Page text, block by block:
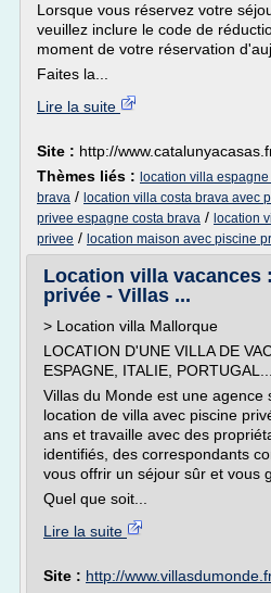
Lorsque vous réservez votre
veuillez inclure le code de
moment de votre réservation
Faites la...
Lire la suite
Site : http://
Thèmes liés : location villa
brava / location villa costa brava avec
privee espagne costa brava / location
privee / location maison avec piscine
Location villa vacances
privée - Villas ...
> Location villa Mallorque
LOCATION D'UNE VILLA DE
ESPAGNE, ITALIE, PORTUGAL...
Villas du Monde est une agence
location de villa avec piscine
ans et travaille avec des
identifiés, des correspondants
vous offrir un séjour sûr et vous
Quel que soit...
Lire la suite
Site : http://